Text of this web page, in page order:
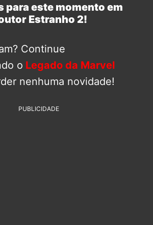
para este momento em
Estranho 2!
Continue
o Legado da Marvel
nenhuma novidade!
PUBLICIDADE